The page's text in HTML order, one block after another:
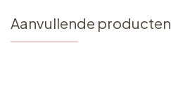
Aanvullende producten